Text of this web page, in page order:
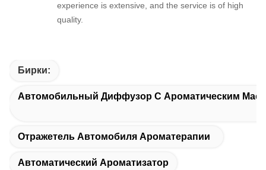
experience is extensive, and the service is of high
quality.
Бирки:
Автомобильный Диффузор С Ароматическим
Отражетель Автомобиля Ароматерапии
Автоматический Ароматизатор